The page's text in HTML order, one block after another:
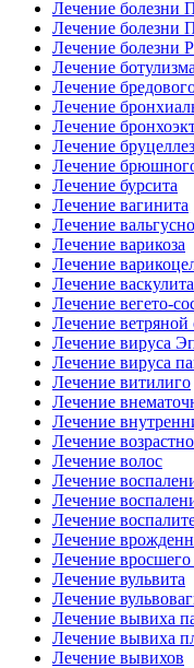
Лечение болезни
Лечение болезни
Лечение болезни
Лечение ботулизма
Лечение
Лечение
Лечение
Лечение
Лечение
Лечение бурсита
Лечение вагинита
Лечение
Лечение варикоза
Лечение
Лечение васкулита
Лечение вегето-
Лечение
Лечение вируса
Лечение вируса
Лечение витилиго
Лечение
Лечение
Лечение
Лечение волос
Лечение
Лечение
Лечение
Лечение
Лечение вросшего
Лечение вульвита
Лечение
Лечение вывиха
Лечение вывиха
Лечение вывихов